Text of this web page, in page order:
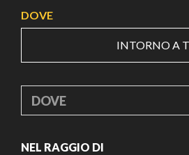
principale
DOVE
INTORNO A
DOVE
NEL RAGGIO DI